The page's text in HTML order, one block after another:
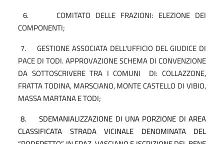
6.
COMITATO DELLE FRAZIONI: ELEZIONE DEI
COMPONENTI;
7.
GESTIONE ASSOCIATA DELL'UFFICIO DEL GIUDICE DI
PACE DI TODI. APPROVAZIONE SCHEMA DI CONVENZIONE
DA SOTTOSCRIVERE TRA I COMUNI
DI: COLLAZZONE,
FRATTA TODINA, MARSCIANO, MONTE CASTELLO DI VIBIO,
MASSA MARTANA E TODI;
8.
SDEMANIALIZZAZIONE DI UNA PORZIONE DI AREA
CLASSIFICATA STRADA VICINALE DENOMINATA DEL